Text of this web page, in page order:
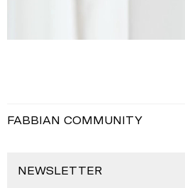
FABBIAN COMMUNITY
NEWSLETTER